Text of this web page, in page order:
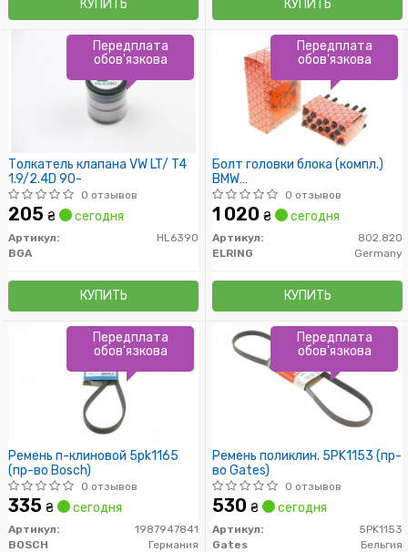
КУПИТЬ КУПИТЬ
Толкатель клапана VW LT/ T4
1.9/2.4D 90-
0 отзывов
205 ₴ сегодня
Артикул:
HL6390
BGA
КУПИТЬ
Передплата
обов'язкова
Болт головки блока (компл.)
BMW
M52B20/M52B25/M52B28
(110MM) (пр-во Elring)
0 отзывов
1 020 ₴ сегодня
Артикул:
802.820
ELRING
Germany
КУПИТЬ
Передплата
обов'язкова
Ремень п-клиновой 5pk1165
(пр-во Bosch)
0 отзывов
335 ₴ сегодня
Артикул:
1987947841
BOSCH
Германия
Передплата
обов'язкова
Ремень поликлин. 5PK1153 (пр-
во Gates)
0 отзывов
530 ₴ сегодня
Артикул:
5PK1153
Gates
Бельгия
Передплата
обов'язкова